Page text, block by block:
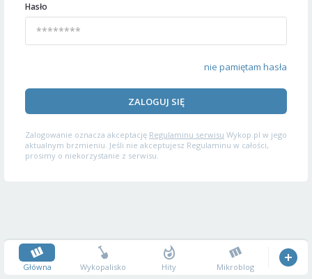
Hasło
nie pamiętam hasła
ZALOGUJ SIĘ
Zalogowanie oznacza akceptację Regulaminu serwisu Wykop.pl w jego
aktualnym brzmieniu. Jeśli nie akceptujesz Regulaminu w całości,
prosimy o niekorzystanie z serwisu.
Główna Wykopalisko Hity Mikroblog